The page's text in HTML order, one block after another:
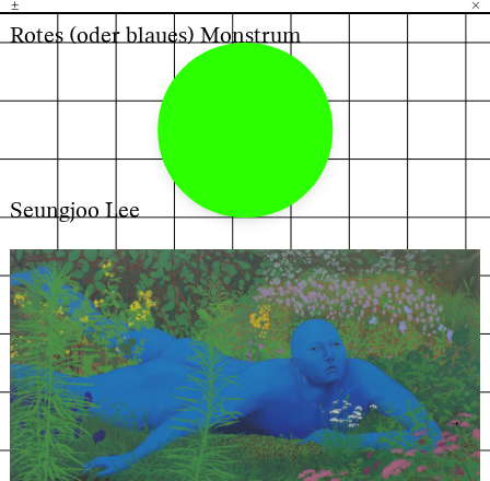
± ×
Rotes (oder blaues) Monstrum
Seungjoo Lee
→
←
H B